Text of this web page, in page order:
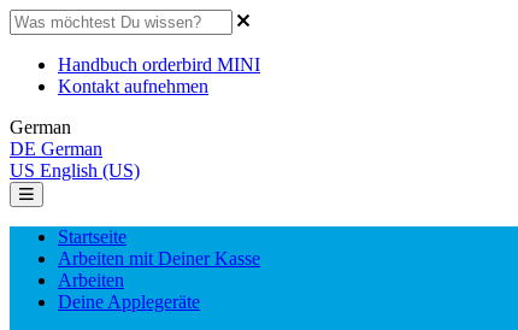
Handbuch orderbird MINI
Kontakt aufnehmen
German
DE German
US English (US)
Startseite
Arbeiten mit Deiner Kasse
Arbeiten
Deine Applegeräte